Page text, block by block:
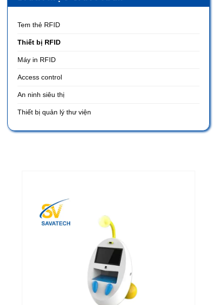
Tem thẻ RFID
Thiết bị RFID
Máy in RFID
Access control
An ninh siêu thị
Thiết bị quản lý thư viện